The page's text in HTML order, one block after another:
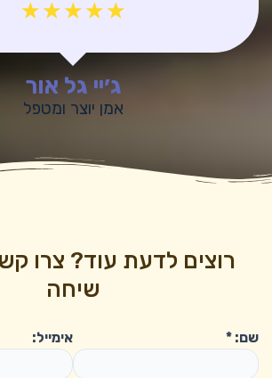
ג׳יי גל אור
אמן יוצר ומטפל
☆
☆
☆
☆
☆
רוצים לדעת עוד? צרו
שיחה
שם: * אימייל: